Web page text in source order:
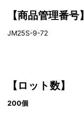
【商品管理番号】
JM25S-9-72
【ロット数】
200個